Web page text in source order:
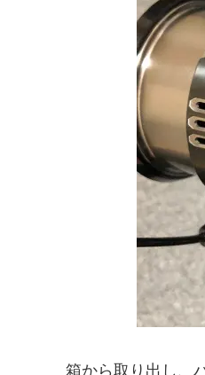
箱から取り出し、